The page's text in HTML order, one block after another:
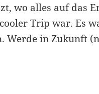
wo alles auf das
Trip war. Es
Werde in Zukunft